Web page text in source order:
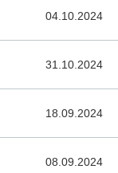
04.10.2024
31.10.2024
18.09.2024
08.09.2024